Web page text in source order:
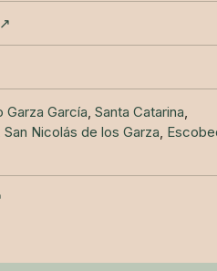
Garza García, Santa Catarina,
San Nicolás de los Garza,